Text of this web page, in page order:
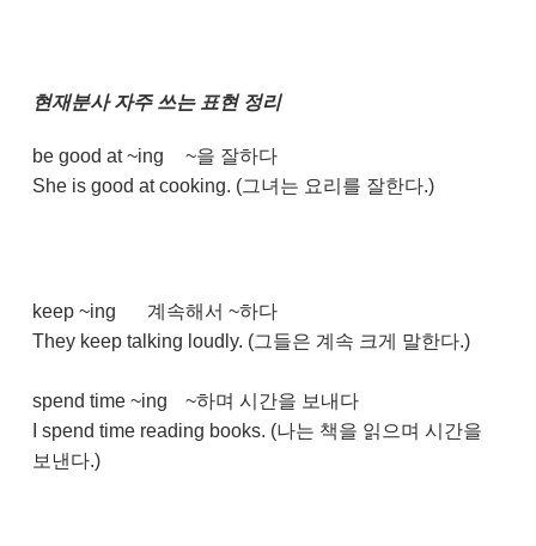
현재분사 자주 쓰는 표현 정리
be good at ~ing
~을 잘하다
She is good at cooking. (그녀는 요리를 잘한다.)
keep ~ing
계속해서 ~하다
They keep talking loudly. (그들은 계속 크게 말한다.)
spend time ~ing
~하며 시간을 보내다
I spend time reading books. (나는 책을 읽으며 시간을
보낸다.)